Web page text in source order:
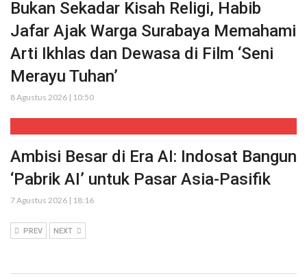
Bukan Sekadar Kisah Religi, Habib
Jafar Ajak Warga Surabaya Memahami
Arti Ikhlas dan Dewasa di Film ‘Seni
Merayu Tuhan’
8 Agustus 2026 | 10:50
Ambisi Besar di Era AI: Indosat Bangun
‘Pabrik AI’ untuk Pasar Asia-Pasifik
7 Agustus 2026 | 18:16
PREV NEXT